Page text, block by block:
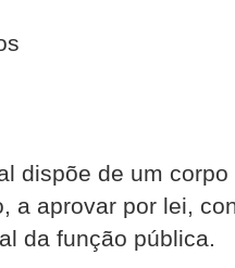
dispõe de um
a aprovar por lei,
da função pública.